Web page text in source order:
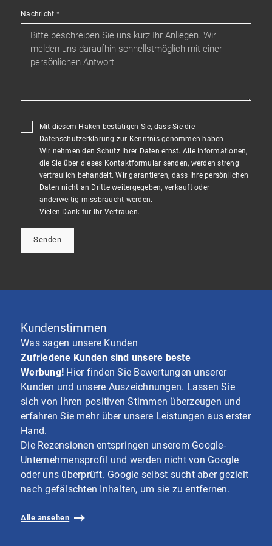
Nachricht *
Mit diesem Haken bestätigen Sie, dass Sie die
Datenschutzerklärung zur Kenntnis genommen haben.
Wir nehmen den Schutz Ihrer Daten ernst. Alle Informationen,
die Sie über dieses Kontaktformular senden, werden streng
vertraulich behandelt. Wir garantieren, dass Ihre persönlichen
Daten nicht an Dritte weitergegeben, verkauft oder
anderweitig missbraucht werden.
Vielen Dank für Ihr Vertrauen.
Senden
Kundenstimmen
Was sagen unsere Kunden
Zufriedene Kunden sind unsere beste
Werbung! Hier finden Sie Bewertungen unserer
Kunden und unsere Auszeichnungen. Lassen Sie
sich von Ihren positiven Stimmen überzeugen und
erfahren Sie mehr über unsere Leistungen aus erster
Hand.
Die Rezensionen entspringen unserem Google-
Unternehmensprofil und werden nicht von Google
oder uns überprüft. Google selbst sucht aber gezielt
nach gefälschten Inhalten, um sie zu entfernen.
Alle ansehen